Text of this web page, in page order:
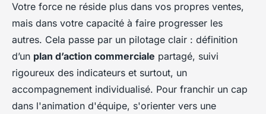
Votre force ne réside plus dans vos propres ventes,
mais dans votre capacité à faire progresser les
autres. Cela passe par un pilotage clair : définition
d’un plan d’action commerciale partagé, suivi
rigoureux des indicateurs et surtout, un
accompagnement individualisé. Pour franchir un cap
dans l'animation d'équipe, s'orienter vers une